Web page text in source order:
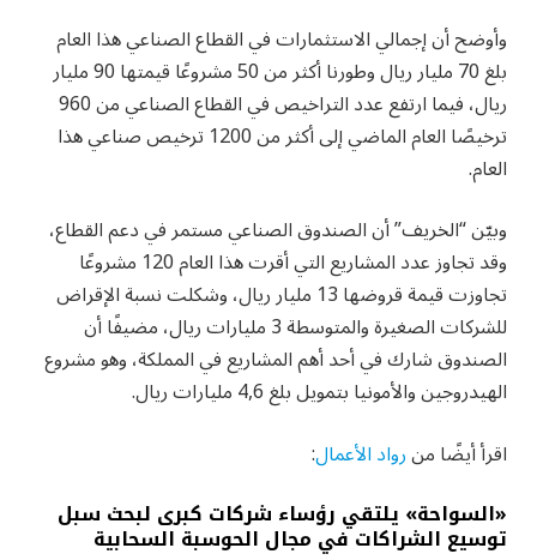
وأوضح أن إجمالي الاستثمارات في القطاع الصناعي هذا العام
بلغ 70 مليار ريال وطورنا أكثر من 50 مشروعًا قيمتها 90 مليار
ريال، فيما ارتفع عدد التراخيص في القطاع الصناعي من 960
ترخيصًا العام الماضي إلى أكثر من 1200 ترخيص صناعي هذا
العام.
وبيّن “الخريف” أن الصندوق الصناعي مستمر في دعم القطاع،
وقد تجاوز عدد المشاريع التي أقرت هذا العام 120 مشروعًا
تجاوزت قيمة قروضها 13 مليار ريال، وشكلت نسبة الإقراض
للشركات الصغيرة والمتوسطة 3 مليارات ريال، مضيفًا أن
الصندوق شارك في أحد أهم المشاريع في المملكة، وهو مشروع
الهيدروجين والأمونيا بتمويل بلغ 4,6 مليارات ريال.
اقرأ أيضًا منرواد الأعمال:
«السواحة» يلتقي رؤساء شركات كبرى لبحث سبل
توسيع الشراكات في مجال الحوسبة السحابية